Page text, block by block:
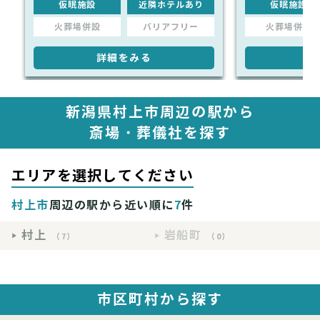
仮眠施設 近隣ホテルあり
火葬場併設 バリアフリー
詳細をみる
仮眠施設
火葬場併設
新潟県村上市周辺の駅から
斎場・葬儀社を探す
エリアを選択してください
村上市周辺の駅から近い順に7件
村上
（7） 岩船町 （0）
市区町村から探す